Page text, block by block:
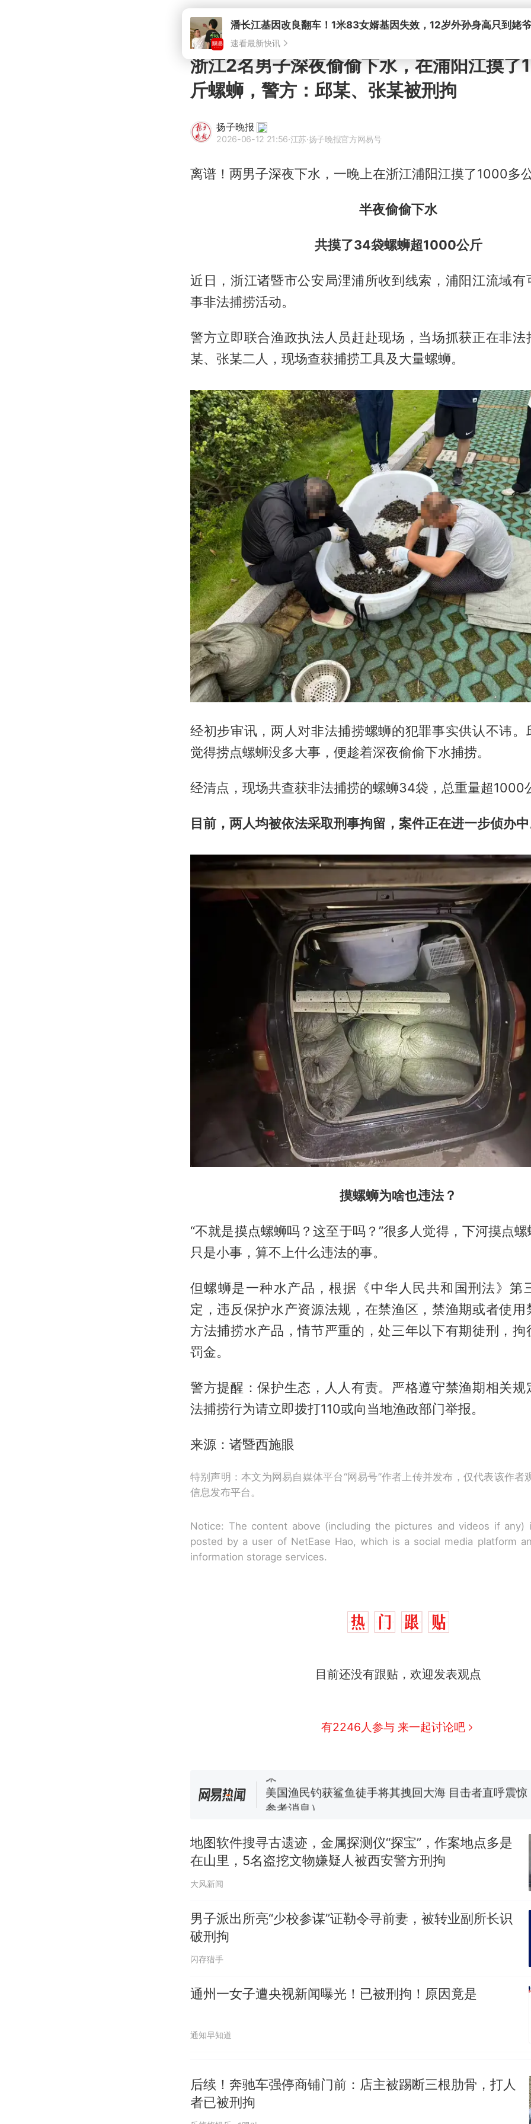
潘长江基因改良翻车！1米83女婿基因失效，12岁外孙身高只到姥
速看最新快讯
浙江2名男子深夜偷偷下水，在浦阳江摸
斤螺蛳，警方：邱某、张某被刑拘
扬子晚报
2026-06-12 21:56·江苏·扬子晚报官方网易号
离谱！两男子深夜下水，一晚上在浙江浦阳江摸了1000多
半夜偷偷下水
共摸了34袋螺蛳超1000公斤
近日，浙江诸暨市公安局浬浦所收到线索，浦阳江流域有
事非法捕捞活动。
警方立即联合渔政执法人员赶赴现场，当场抓获正在非法
某、张某二人，现场查获捕捞工具及大量螺蛳。
经初步审讯，两人对非法捕捞螺蛳的犯罪事实供认不讳。
觉得捞点螺蛳没多大事，便趁着深夜偷偷下水捕捞。
经清点，现场共查获非法捕捞的螺蛳34袋，总重量超1000
目前，两人均被依法采取刑事拘留，案件正在进一步侦办
摸螺蛳为啥也违法？
“不就是摸点螺蛳吗？这至于吗？”很多人觉得，下河摸点
只是小事，算不上什么违法的事。
但螺蛳是一种水产品，根据《中华人民共和国刑法》第
定，违反保护水产资源法规，在禁渔区，禁渔期或者使用
方法捕捞水产品，情节严重的，处三年以下有期徒刑，拘
罚金。
警方提醒：保护生态，人人有责。严格遵守禁渔期相关规
法捕捞行为请立即拨打110或向当地渔政部门举报。
来源：诸暨西施眼
特别声明：本文为网易自媒体平台“网易号”作者上传并发布，仅代表该作者
信息发布平台。
Notice: The content above (including the pictures and videos if any)
posted by a user of NetEase Hao, which is a social media platform
information storage services.
目前还没有跟贴，欢迎发表观点
有2246人参与 来一起讨论吧
费大厨“全国小炒肉大王”称号，仅凭视频评出？
美国渔民钓获鲨鱼徒手将其拽回大海 目击者直呼震
参考消息）
惊艳！字都飘起来了 博主在田间创作“悬浮字” 网友：
地图软件搜寻古遗迹，金属探测仪“探宝”，作案地点多是
在山里，5名盗挖文物嫌疑人被西安警方刑拘
大风新闻
男子派出所亮“少校参谋”证勒令寻前妻，被转业副所长识
破刑拘
闪存猎手
通州一女子遭央视新闻曝光！已被刑拘！原因竟是
通知早知道
后续！奔驰车强停商铺门前：店主被踢断三根肋骨，打人
者已被刑拘